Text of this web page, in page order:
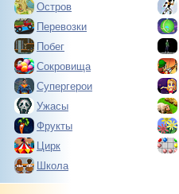
Остров
Перевозки
Побег
Сокровища
Супергерои
Ужасы
Фрукты
Цирк
Школа